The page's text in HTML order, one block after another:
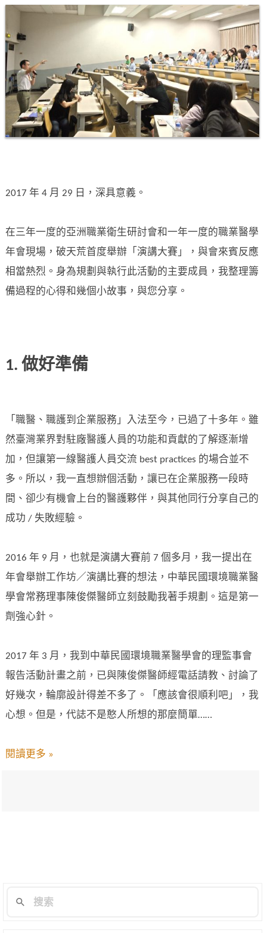
2017 年 4 月 29 日，深具意義。
在三年一度的亞洲職業衛生研討會和一年一度的職業醫學
年會現場，破天荒首度舉辦「演講大賽」，與會來賓反應
相當熱烈。身為規劃與執行此活動的主要成員，我整理籌
備過程的心得和幾個小故事，與您分享。
1. 做好準備
「職醫、職護到企業服務」入法至今，已過了十多年。雖
然臺灣業界對駐廠醫護人員的功能和貢獻的了解逐漸增
加，但讓第一線醫護人員交流 best practices 的場合並不
多。所以，我一直想辦個活動，讓已在企業服務一段時
間、卻少有機會上台的醫護夥伴，與其他同行分享自己的
成功 / 失敗經驗。
2016 年 9 月，也就是演講大賽前 7 個多月，我一提出在
年會舉辦工作坊／演講比賽的想法，中華民國環境職業醫
學會常務理事陳俊傑醫師立刻鼓勵我著手規劃。這是第一
劑強心針。
2017 年 3 月，我到中華民國環境職業醫學會的理監事會
報告活動計畫之前，已與陳俊傑醫師經電話請教、討論了
好幾次，輪廓設計得差不多了。「應該會很順利吧」，我
心想。但是，代誌不是憨人所想的那麼簡單……
閱讀更多 »